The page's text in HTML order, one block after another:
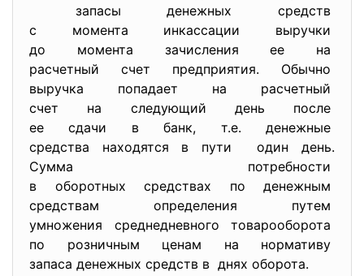
запасы денежных средств
с момента инкассации выручки
до момента зачисления ее на
расчетный счет предприятия. Обычно
выручка попадает на расчетный
счет на следующий день после
ее сдачи в банк, т.е. денежные
средства находятся в пути один день.
Сумма потребности
в оборотных средствах по денежным
средствам определения путем
умножения среднедневного товарооборота
по розничным ценам на нормативу
запаса денежных средств в днях оборота.